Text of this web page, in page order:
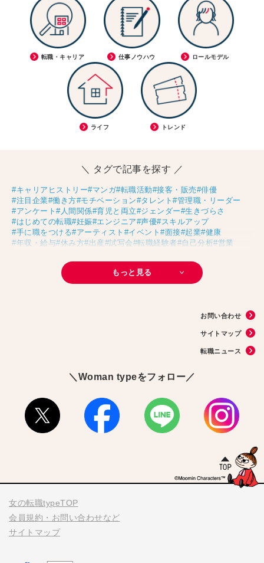
転職・キャリア 仕事ノウハウ ロールモデル
ライフ トレンド
＼ タグで記事を探す ／
#キャリアヒストリー#マンガ#転職活動#接客・販売#俳優
#注目企業#働き方#モチベーション#タレント #管理職・リーダー
#アンケート #人間関係#育児と両立#ジェンダー#生きづらさ
#はじめての転職#妊娠#エンジニア#声優#スキルアップ
#手に職をつける#アーティスト #イベント #面接#起業#健康
#年収・給与#休み方#出産#試写会#転職経験者#自己分析#営業
#30代の転職#Meets！#チームビルディング#お金
#リモートワーク
#パラレルキャリア#D＆I
#大木亜希子
#生産性アップ#恋愛#不妊治療#人事#アナウンサー
#タスク管理
もっと見る
お問い合わせ
サイトマップ
転職ニュース
＼Woman typeをフォロー／
女の転職typeTOP
会員規約・お問い合わせなど
サイトマップ